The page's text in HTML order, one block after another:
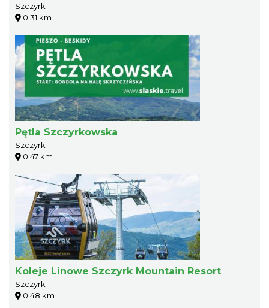
Szczyrk
0.31 km
Pętla Szczyrkowska
Szczyrk
0.47 km
Koleje Linowe Szczyrk Mountain Resort
Szczyrk
0.48 km